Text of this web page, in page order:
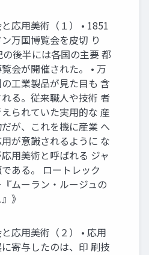
応用美術（１） • 1851
万国博覧会を皮切 り
の後半には各国の主要 都
会が開催された。 • 万
工業製品が見た目も 含
る。従来職人や技術 者
られていた実用的な 産
が、これを機に産業 へ
が意識されるように な
用美術と呼ばれる ジャ
ある。 ロートレック
『ムーラン・ルージュの
》
応用美術（２） • 応用
寄与したのは、印 刷技